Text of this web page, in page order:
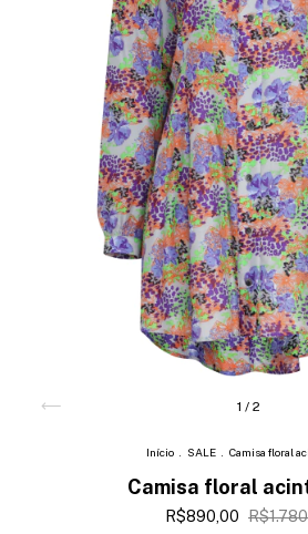
1 / 2
Início SALE Camisa floral
Camisa floral
R$890,00